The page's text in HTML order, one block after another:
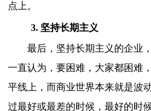
点上。
3. 坚持长期主义
最后，坚持长期主义的企业
一直认为，要困难，大家都困难
平线上，而商业世界本来就是波
过最好或最差的时候，最好的时